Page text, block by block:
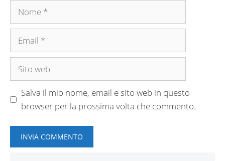
Nome
Email
Sito
Salva il mio nome, email e sito web in questo
browser per la prossima volta che commento.